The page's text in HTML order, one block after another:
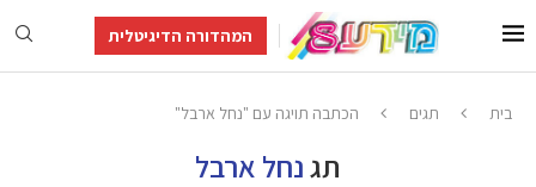
המהדורה הדיגיטלית
בית תגים הכתבה תויגה עם "נחל ארבל"
תגנחל ארבל